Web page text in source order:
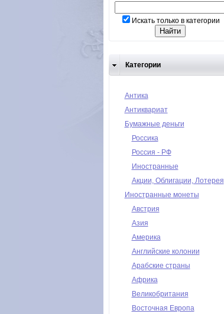
Искать только в категории
Категории
Антика
Антиквариат
Бумажные деньги
Россика
Россия - РФ
Иностранные
Акции, Облигации, Лотерея
Иностранные монеты
Австрия
Азия
Америка
Английские колонии
Арабские страны
Африка
Великобритания
Восточная Европа